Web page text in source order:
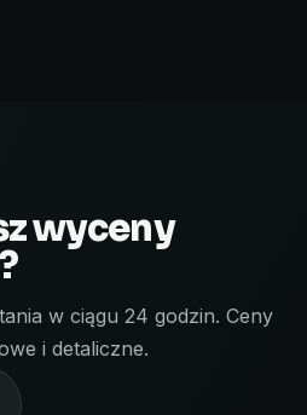
wyceny
w ciągu 24 godzin. Ceny
i detaliczne.